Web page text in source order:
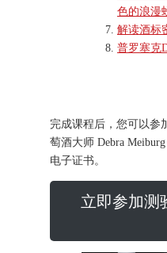
色的浪漫
解读酒标
普罗塞克
完成课程后，您可以参
萄酒大师 Debra
电子证书。
立即参加测